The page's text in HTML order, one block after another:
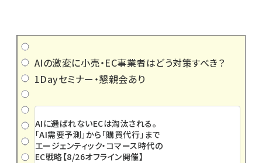
AIの激変に小売・EC事業者はどう対策すべき？
1Dayセミナー・懇親会あり
AIに選ばれないECは淘汰される。
「AI需要予測」から「購買代行」まで
エージェンティック・コマース時代の
EC戦略【8/26オフライン開催】